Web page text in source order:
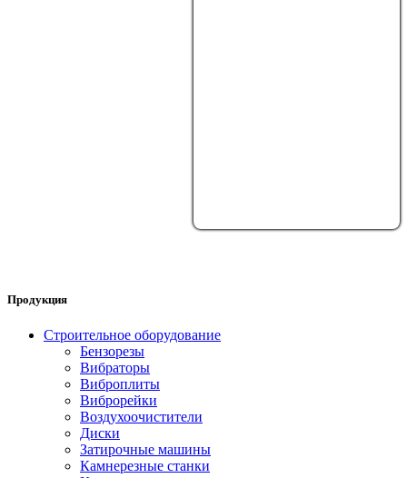
Продукция
Строительное оборудование
Бензорезы
Вибраторы
Виброплиты
Виброрейки
Воздухоочистители
Диски
Затирочные машины
Камнерезные станки